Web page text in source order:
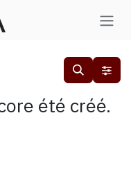
été créé.